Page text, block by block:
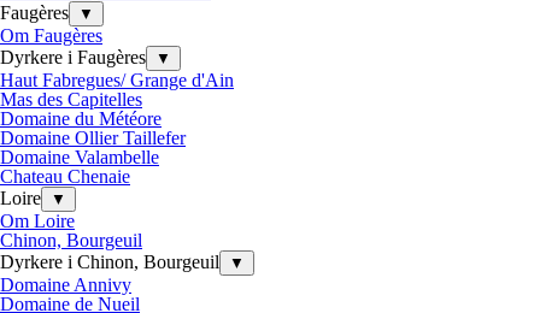
Faugères
▼
Om Faugères
Dyrkere i Faugères
▼
Haut Fabregues/ Grange d'Ain
Mas des Capitelles
Domaine du Météore
Domaine Ollier Taillefer
Domaine Valambelle
Chateau Chenaie
Loire
▼
Om Loire
Chinon, Bourgeuil
Dyrkere i Chinon, Bourgeuil
▼
Domaine Annivy
Domaine de Nueil